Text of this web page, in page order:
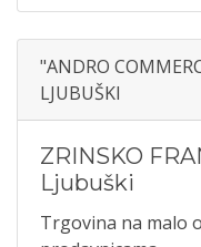
"ANDRO
LJUBUŠKI
ZRINSKO
Ljubuški
Trgovina na malo